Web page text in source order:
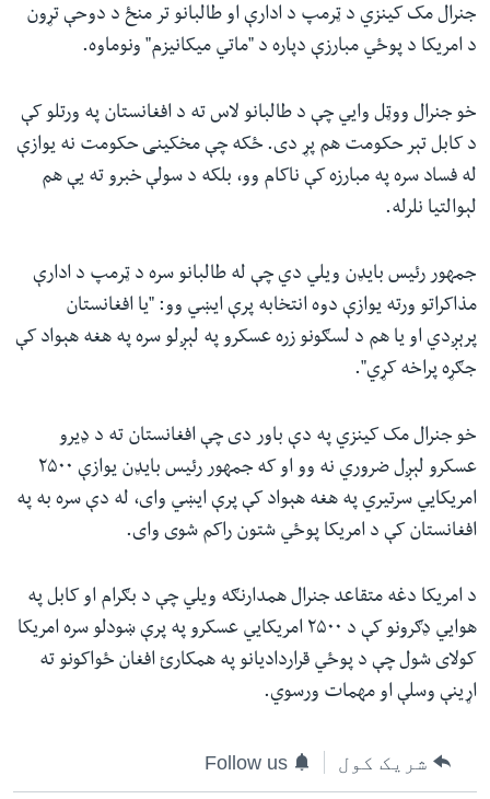
جنرال مک کینزي د ټرمپ د ادارې او طالبانو تر منځ د دوحې تړون
د امریکا د پوځي مبارزې دپاره د "ماتي میکانیزم" ونوماوه.
خو جنرال ووټل وايي چې د طالبانو لاس ته د افغانستان په ورتلو کې
د کابل تېر حکومت هم پړ دی. ځکه چې مخکینی حکومت نه یوازې
له فساد سره په مبارزه کې ناکام وو، بلکه د سولې خبرو ته یې هم
لېوالتیا نلرله.
جمهور رئیس بایډن ویلي دي چې له طالبانو سره د ټرمپ د ادارې
مذاکراتو ورته یوازې دوه انتخابه پرې ایښي وو: "یا افغانستان
پرېږدي او یا هم د لسګونو زره عسکرو په لېږلو سره په هغه هېواد کې
جګړه پراخه کړي".
خو جنرال مک کینزي په دې باور دی چې افغانستان ته د ډیرو
عسکرو لېږل ضروري نه وو او که جمهور رئیس بایډن یوازې ۲۵۰۰
امریکايي سرتیري په هغه هېواد کې پرې ایښي وای، له دې سره به په
افغانستان کې د امریکا پوځي شتون راکم شوی وای.
د امریکا دغه متقاعد جنرال همدارنګه ویلي چې د بګرام او کابل په
هوايي ډګرونو کې د ۲۵۰۰ امریکايي عسکرو په پرې ښودلو سره امریکا
کولای شول چې د پوځي قراردادیانو په همکارئ افغان ځواکونو ته
اړینې وسلې او مهمات ورسوي.
شریک کول Follow us